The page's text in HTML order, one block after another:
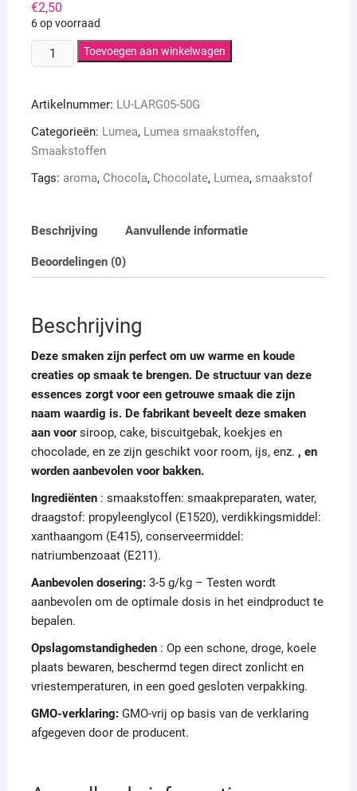
€2,50
6 op voorraad
Lumea
aroma
50
gram
aantal
Toevoegen aan winkelwagen
Artikelnummer: LU-LARG05-50G
Categorieën: Lumea, Lumea smaakstoffen,
Smaakstoffen
Tags: aroma, Chocola, Chocolate, Lumea, smaakstof
Beschrijving Aanvullende informatie
Beoordelingen (0)
Beschrijving
Deze smaken zijn perfect om uw warme en koude
creaties op smaak te brengen. De structuur van deze
essences zorgt voor een getrouwe smaak die zijn
naam waardig is. De fabrikant beveelt deze smaken
aan voorsiroop, cake, biscuitgebak, koekjes en
chocolade, en ze zijn geschikt voor room, ijs, enz. , en
worden aanbevolen voor bakken.
Ingrediënten: smaakstoffen: smaakpreparaten, water,
draagstof: propyleenglycol (E1520), verdikkingsmiddel:
xanthaangom (E415), conserveermiddel:
natriumbenzoaat (E211).
Aanbevolen dosering:3-5 g/kg – Testen wordt
aanbevolen om de optimale dosis in het eindproduct te
bepalen.
Opslagomstandigheden: Op een schone, droge, koele
plaats bewaren, beschermd tegen direct zonlicht en
vriestemperaturen, in een goed gesloten verpakking.
GMO-verklaring:GMO-vrij op basis van de verklaring
afgegeven door de producent.